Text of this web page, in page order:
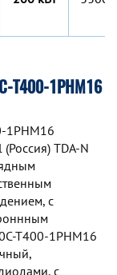
Т400-1РНМ16
1РНМ16
TDA-N
с
Т400-1РНМ16
с